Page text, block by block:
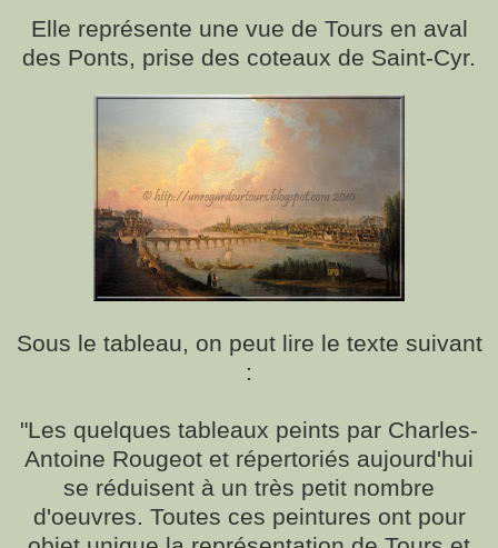
Elle représente une vue de Tours en aval
des Ponts, prise des coteaux de Saint-Cyr.
Sous le tableau, on peut lire le texte suivant
:
"Les quelques tableaux peints par Charles-
Antoine Rougeot et répertoriés aujourd'hui
se réduisent à un très petit nombre
d'oeuvres. Toutes ces peintures ont pour